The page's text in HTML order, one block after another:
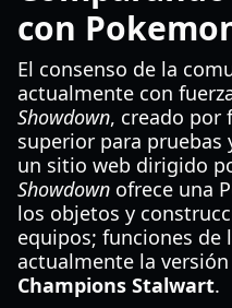
con
El consenso de la
actualmente con
Showdown, creado por
superior para pruebas
un sitio web dirigido
Showdown ofrece una
los objetos y
equipos; funciones de
actualmente la
Champions Stalwart.